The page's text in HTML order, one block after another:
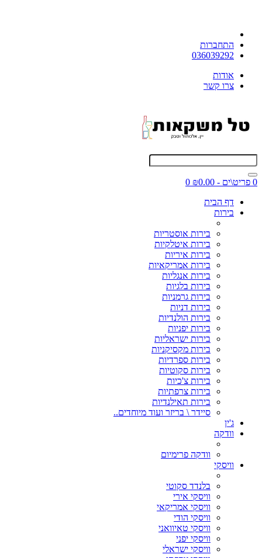
התחברות
036039292
אודות
צרו קשר
0 פריט\ים - ₪0.00
0
דף הבית
בירות
בירות אוסטריות
בירות איטלקיות
בירות איריות
בירות אמריקאיות
בירות אנגליות
בירות בלגיות
בירות גרמניות
בירות דניות
בירות הולנדיות
בירות יפניות
בירות ישראליות
בירות מקסיקניות
בירות ספרדיות
בירות סקוטיות
בירות צ'כיות
בירות צרפתיות
בירות תאילנדיות
סיידר \ בריזר ועוד מיוחדים..
ג'ין
וודקה
וודקה פרימיום
וויסקי
בלנדד סקוטי
וויסקי אירי
וויסקי אמריקאי
וויסקי הודי
וויסקי טאיוואני
וויסקי יפני
וויסקי ישראלי